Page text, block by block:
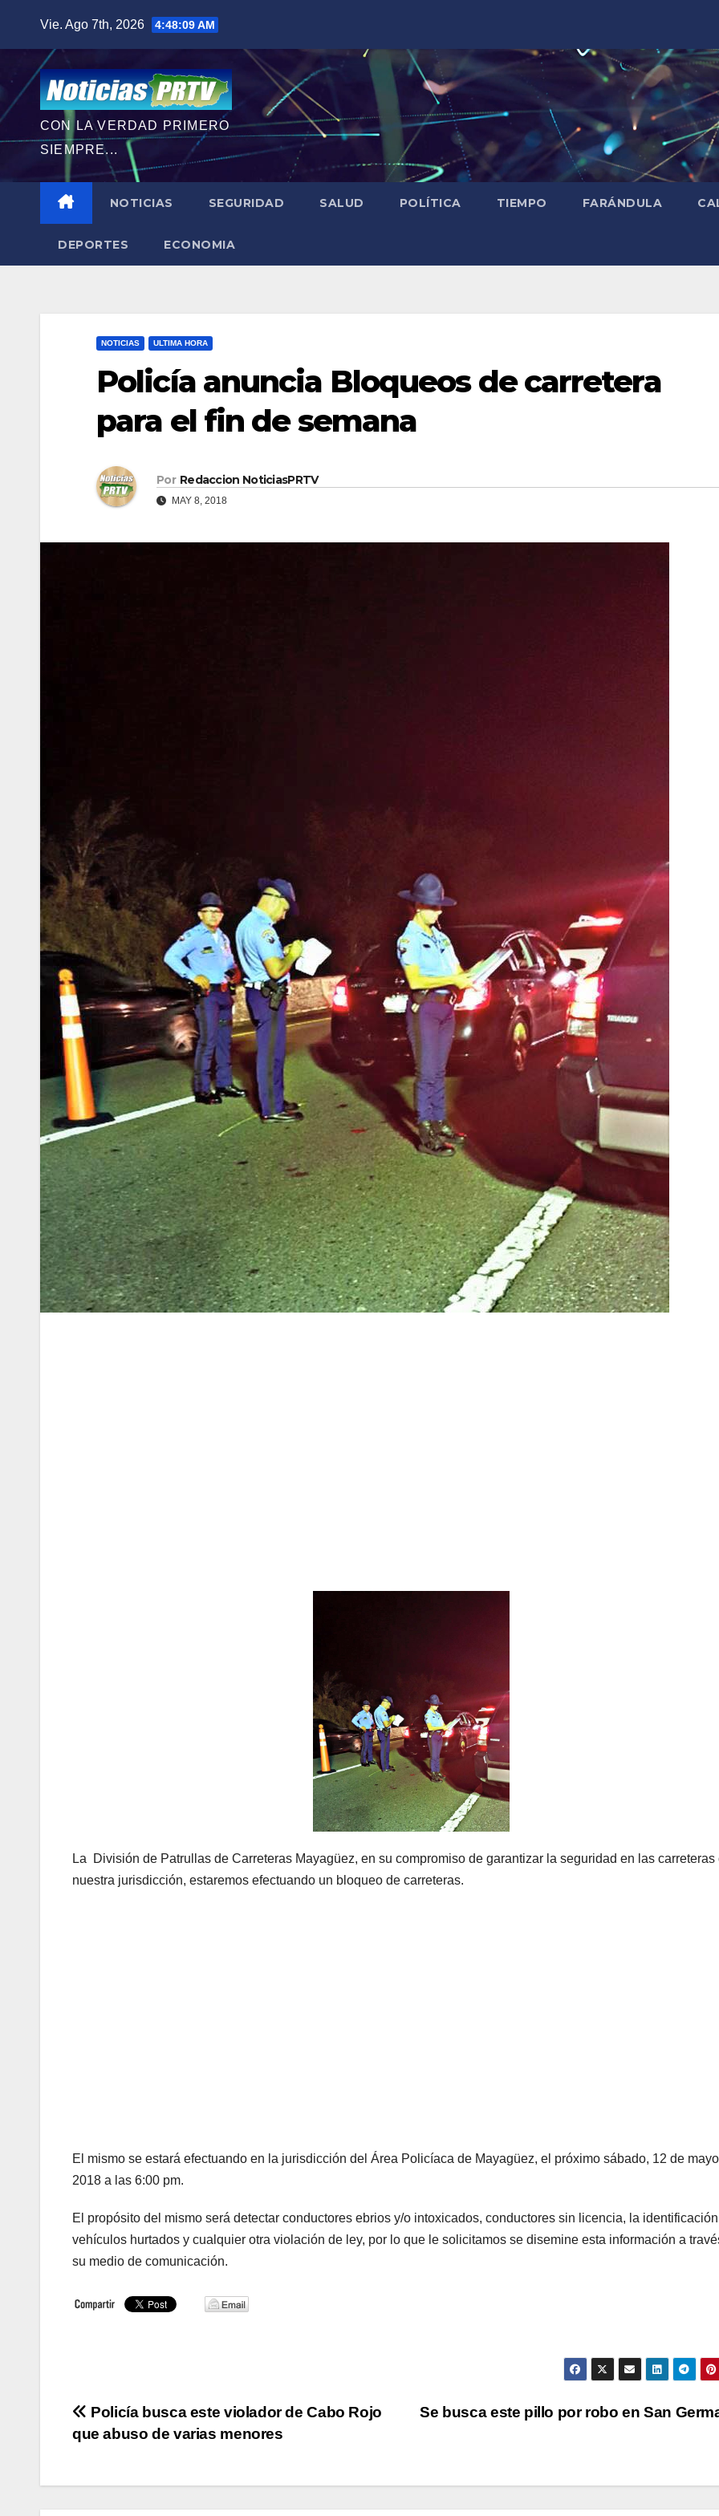
contenido
Vie. Ago 7th, 2026 4:48:11 AM
CON LA VERDAD PRIMERO
SIEMPRE...
NOTICIAS SEGURIDAD SALUD POLÍTICA TIEMPO FARÁNDULA
DEPORTES ECONOMIA
NOTICIAS ULTIMA HORA
Policía anuncia Bloqueos de carretera
para el fin de semana
Por Redaccion NoticiasPRTV
MAY 8, 2018
La División de Patrullas de Carreteras Mayagüez, en su compromiso de garantizar la seguridad en las carreteras
nuestra jurisdicción, estaremos efectuando un bloqueo de carreteras.
El mismo se estará efectuando en la jurisdicción del Área Policíaca de Mayagüez, el próximo sábado, 12 de
2018 a las 6:00 pm.
El propósito del mismo será detectar conductores ebrios y/o intoxicados, conductores sin licencia, la
vehículos hurtados y cualquier otra violación de ley, por lo que le solicitamos se disemine esta información a
su medio de comunicación.
Navegación
de
entradas
Se busca este pillo por robo en San
Policía busca este violador de Cabo Rojo
que abuso de varias menores